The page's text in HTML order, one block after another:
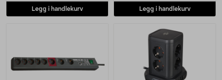
Legg i handlekurv Legg i handlekurv